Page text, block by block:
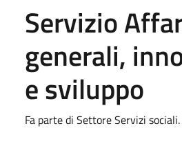
Servizio
generali,
e sviluppo
Fa parte di Settore Servizi sociali.